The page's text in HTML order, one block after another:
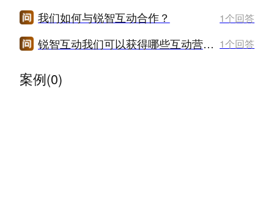
我们如何与锐智互动合作？ 1个回答
锐智互动我们可以获得哪些互动营销的案例? 1个回答
案例(0)